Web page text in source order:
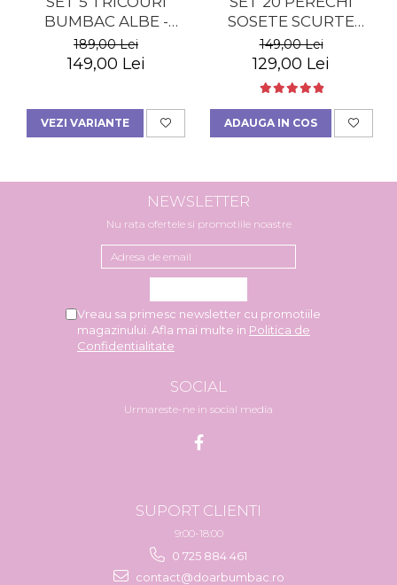
BUMBAC ALBE -
BARBATI
189,00 Lei
149,00 Lei
VEZI VARIANTE
SOSETE SCURTE
BUMBAC ALBE -
DAMA
149,00 Lei
129,00 Lei
ADAUGA IN COS
NEWSLETTER
Nu rata ofertele si promotiile noastre
Vreau sa primesc newsletter cu promotiile
magazinului. Afla mai multe in Politica de
Confidentialitate
SOCIAL
Urmareste-ne in social media
SUPORT CLIENTI
9:00-18:00
0 725 884 461
contact@doarbumbac.ro